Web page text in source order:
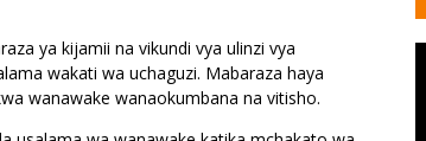
ya kijamii na vikundi vya ulinzi vya
wakati wa uchaguzi. Mabaraza haya
wanawake wanaokumbana na vitisho.